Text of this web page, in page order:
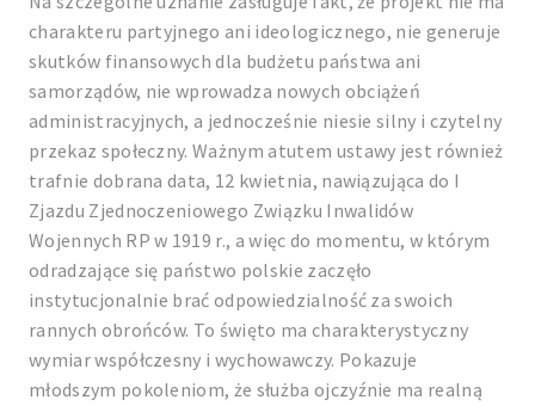
charakteru partyjnego ani ideologicznego, nie generuje
skutków finansowych dla budżetu państwa ani
samorządów, nie wprowadza nowych obciążeń
administracyjnych, a jednocześnie niesie silny i czytelny
przekaz społeczny. Ważnym atutem ustawy jest również
trafnie dobrana data, 12 kwietnia, nawiązująca do I
Zjazdu Zjednoczeniowego Związku Inwalidów
Wojennych RP w 1919 r., a więc do momentu, w którym
odradzające się państwo polskie zaczęło
instytucjonalnie brać odpowiedzialność za swoich
rannych obrońców. To święto ma charakterystyczny
wymiar współczesny i wychowawczy. Pokazuje
młodszym pokoleniom, że służba ojczyźnie ma realną